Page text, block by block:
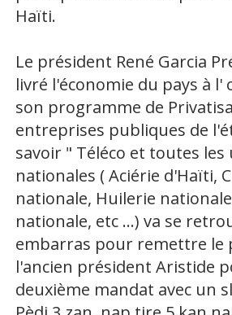
Haïti.
Le président René Garcia
livré l'économie du pays à l'
son programme de
entreprises publiques de
savoir " Téléco et toutes les
nationales ( Aciérie d'Haïti,
nationale, Huilerie
nationale, etc ...) va se
embarras pour remettre le
l'ancien président Aristide
deuxième mandat avec un